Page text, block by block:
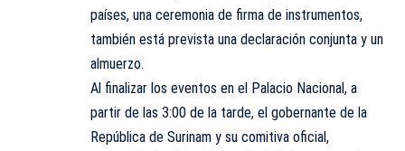
países, una ceremonia de firma de instrumentos,
también está prevista una declaración conjunta y un
almuerzo.
Al finalizar los eventos en el Palacio Nacional, a
partir de las 3:00 de la tarde, el gobernante de la
República de Surinam y su comitiva oficial,